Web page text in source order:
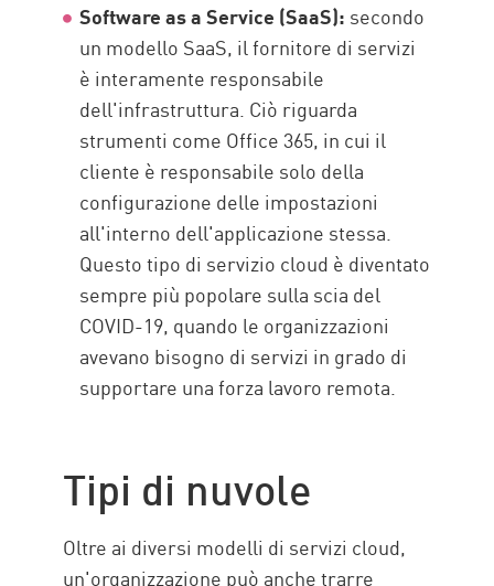
Software as a Service (SaaS): secondo
un modello SaaS, il fornitore di servizi
è interamente responsabile
dell'infrastruttura. Ciò riguarda
strumenti come Office 365, in cui il
cliente è responsabile solo della
configurazione delle impostazioni
all'interno dell'applicazione stessa.
Questo tipo di servizio cloud è diventato
sempre più popolare sulla scia del
COVID-19, quando le organizzazioni
avevano bisogno di servizi in grado di
supportare una forza lavoro remota.
Tipi di nuvole
Oltre ai diversi modelli di servizi cloud,
un'organizzazione può anche trarre